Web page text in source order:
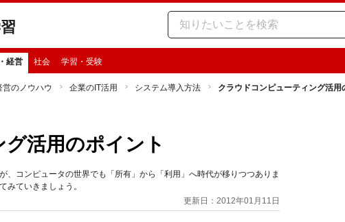
経営 社会 学習・受験
営のノウハウ 企業のIT活用 システム導入方法 クラウドコンピューティング活用
活用のポイント
コンピュータの世界でも「所有」から「利用」へ時代が移りつつありま
みていきましょう。
更新日：2012年01月11日